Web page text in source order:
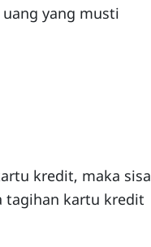
yang musti
kredit, maka sisa
tagihan kartu kredit